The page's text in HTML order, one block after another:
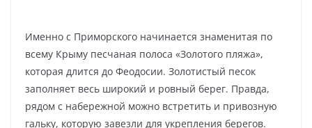
Именно с Приморского начинается знаменитая по
всему Крыму песчаная полоса «Золотого пляжа»,
которая длится до Феодосии. Золотистый песок
заполняет весь широкий и ровный берег. Правда,
рядом с набережной можно встретить и привозную
гальку, которую завезли для укрепления берегов.